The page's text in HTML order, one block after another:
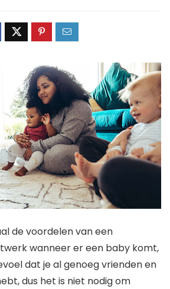
de voordelen van een
wanneer er een baby komt,
dat je al genoeg vrienden en
dus het is niet nodig om